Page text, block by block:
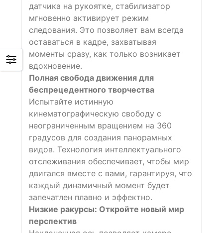
датчика на рукоятке, стабилизатор
мгновенно активирует режим
следования. Это позволяет вам всегда
оставаться в кадре, захватывая
моменты сразу, как только возникает
вдохновение.
Полная свобода движения для
беспрецедентного творчества
Испытайте истинную
кинематографическую свободу с
неограниченным вращением на 360
градусов для создания панорамных
видов. Технология интеллектуального
отслеживания обеспечивает, чтобы мир
двигался вместе с вами, гарантируя, что
каждый динамичный момент будет
запечатлен плавно и эффектно.
Низкие ракурсы: Откройте новый мир
перспектив